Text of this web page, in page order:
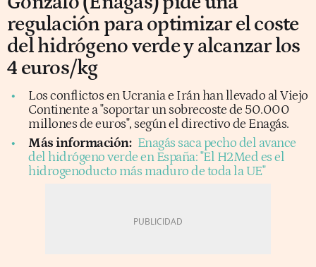
regulación para optimizar el coste
del hidrógeno verde y alcanzar los
4 euros/kg
Los conflictos en Ucrania e Irán han llevado al Viejo
Continente a "soportar un sobrecoste de 50.000
millones de euros", según el directivo de Enagás.
Más información: Enagás saca pecho del avance
del hidrógeno verde en España: "El H2Med es el
hidrogenoducto más maduro de toda la UE"